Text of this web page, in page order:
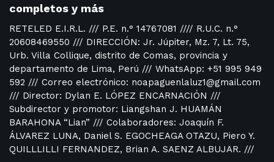
completos y más
RETELED E.I.R.L. /// P.E. n.° 14767081 //// R.U.C. n.°
20608469550 /// DIRECCIÓN: Jr. Júpiter, Mz. 7, Lt. 75,
Urb. Villa Collique, distrito de Comas, provincia y
departamento de Lima, Perú /// WhatsApp: +51 995 949
592 /// Correo electrónico: noapaguenlaluz1@gmail.com
/// Director: Dylan E. LÓPEZ ENCARNACIÓN ///
Subdirector y promotor: Liangshan J. HUAMÁN
BARAHONA “Lian” /// Colaboradores: Joaquín F.
ÁLVAREZ LUNA, Daniel S. EGOCHEAGA OTAZU, Piero Y.
QUILLLILLI FERNANDEZ, Brian A. SAENZ ALBUJAR. ///